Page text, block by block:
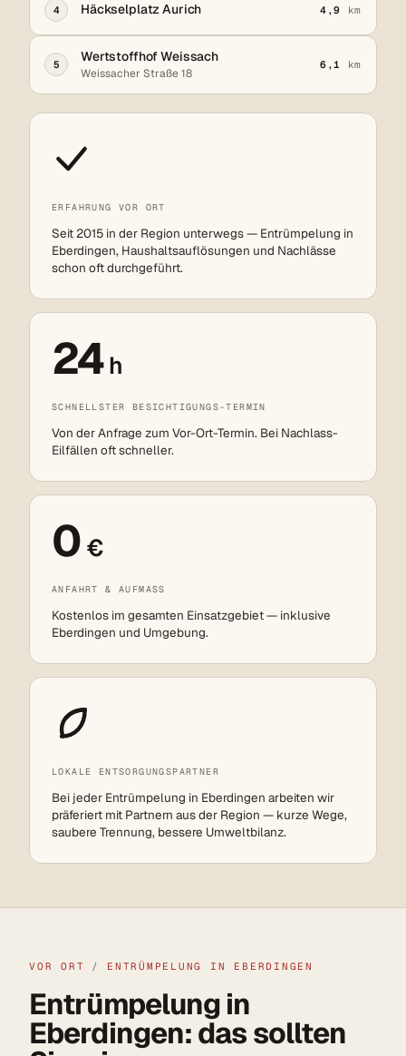
4 Häckselplatz Aurich 4,9 km
5
Wertstoffhof Weissach
Weissacher Straße 18
6,1 km
ERFAHRUNG VOR ORT
Seit 2015 in der Region unterwegs — Entrümpelung in
Eberdingen, Haushaltsauflösungen und Nachlässe
schon oft durchgeführt.
24h
SCHNELLSTER BESICHTIGUNGS-TERMIN
Von der Anfrage zum Vor-Ort-Termin. Bei Nachlass-
Eilfällen oft schneller.
0 €
ANFAHRT & AUFMASS
Kostenlos im gesamten Einsatzgebiet — inklusive
Eberdingen und Umgebung.
LOKALE ENTSORGUNGSPARTNER
Bei jeder Entrümpelung in Eberdingen arbeiten wir
präferiert mit Partnern aus der Region — kurze Wege,
saubere Trennung, bessere Umweltbilanz.
VOR ORT / ENTRÜMPELUNG IN EBERDINGEN
Entrümpelung in
Eberdingen: das sollten